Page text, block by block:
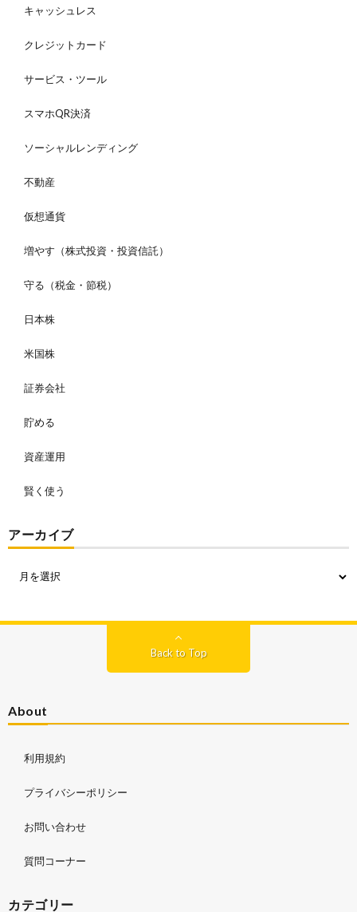
キャッシュレス
クレジットカード
サービス・ツール
スマホQR決済
ソーシャルレンディング
不動産
仮想通貨
増やす（株式投資・投資信託）
守る（税金・節税）
日本株
米国株
証券会社
貯める
資産運用
賢く使う
アーカイブ
Back to Top
About
利用規約
プライバシーポリシー
お問い合わせ
質問コーナー
カテゴリー